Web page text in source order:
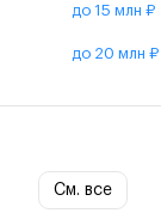
до 15 млн ₽
до 20 млн ₽
См. все